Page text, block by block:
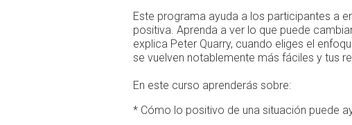
Este programa ayuda a los participantes a
positiva. Aprenda a ver lo que puede
explica Peter Quarry, cuando eliges el
se vuelven notablemente más fáciles y tus
En este curso aprenderás sobre:
* Cómo lo positivo de una situación puede